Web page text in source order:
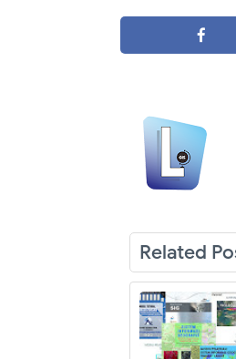
Related